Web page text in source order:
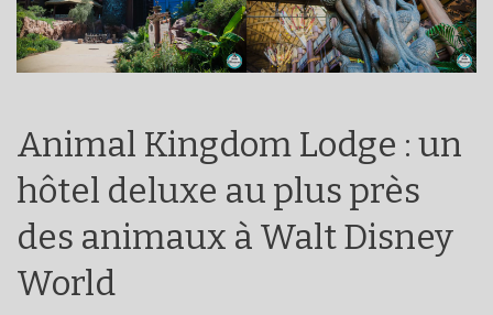
Animal Kingdom Lodge : un
hôtel deluxe au plus près
des animaux à Walt Disney
World